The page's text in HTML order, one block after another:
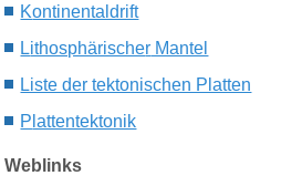
Kontinentaldrift
Lithosphärischer Mantel
Liste der tektonischen Platten
P lattentektonik
Weblinks